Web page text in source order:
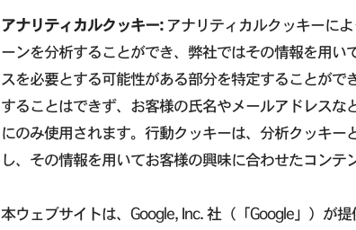
アナリティカルクッキー: アナリティカルクッキーに
ーンを分析することができ、弊社ではその情報を用
スを必要とする可能性がある部分を特定することが
することはできず、お客様の氏名やメールアドレス
にのみ使用されます。行動クッキーは、分析クッキ
し、その情報を用いてお客様の興味に合わせたコンテ
本ウェブサイトは、Google, Inc. 社（「Google」）が